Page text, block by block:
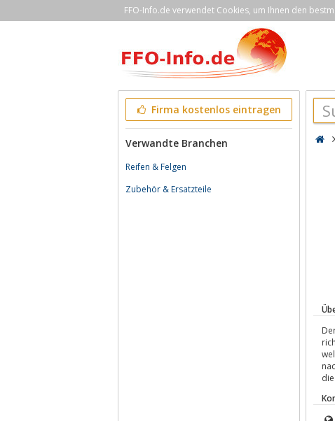
FFO-Info.de verwendet Cookies, um Ihnen den
Firma kostenlos eintragen
Verwandte Branchen
Reifen & Felgen
Zubehör & Ersatzteile